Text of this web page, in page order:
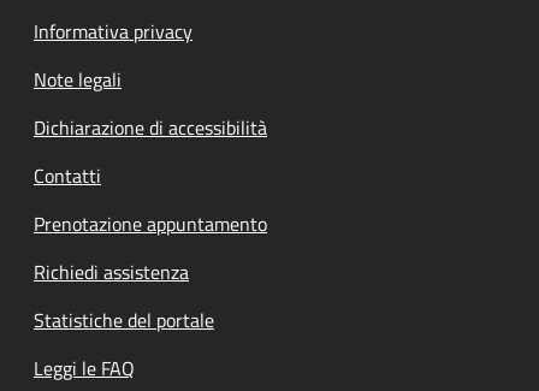
Informativa privacy
Note legali
Dichiarazione di accessibilità
Contatti
Prenotazione appuntamento
Richiedi assistenza
Statistiche del portale
Leggi le FAQ